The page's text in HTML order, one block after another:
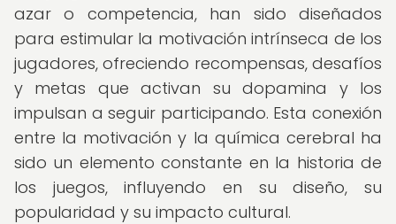
azar o competencia, han sido diseñados
para estimular la motivación intrínseca de los
jugadores, ofreciendo recompensas, desafíos
y metas que activan su dopamina y los
impulsan a seguir participando. Esta conexión
entre la motivación y la química cerebral ha
sido un elemento constante en la historia de
los juegos, influyendo en su diseño, su
popularidad y su impacto cultural.